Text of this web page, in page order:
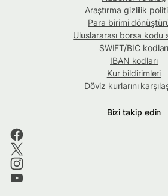
Araştırma gizlilik
Para birimi
Uluslararası borsa kodu
SWIFT/BIC kodları
IBAN kodları
Kur bildirimleri
Döviz kurlarını
Bizi takip edin